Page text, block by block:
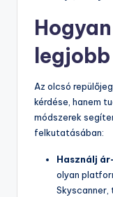
Az olcsó
kérdése, hanem
módszerek
felkutatásában:
Használj
olyan